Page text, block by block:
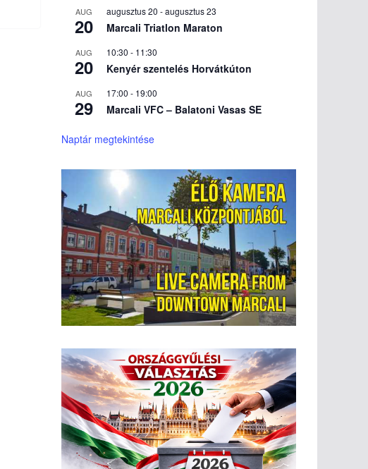
AUG
20
augusztus 20 -augusztus 23
Marcali Triatlon Maraton
AUG
20
10:30 - 11:30
Kenyér szentelés Horvátkúton
AUG
29
17:00 - 19:00
Marcali VFC – Balatoni Vasas SE
Naptár megtekintése